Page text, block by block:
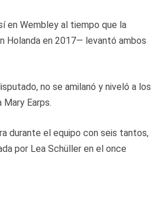
en Wembley al tiempo que la
Holanda en 2017— levantó ambos
no se amilanó y niveló a los
Earps.
durante el equipo con seis tantos,
por Lea Schüller en el once